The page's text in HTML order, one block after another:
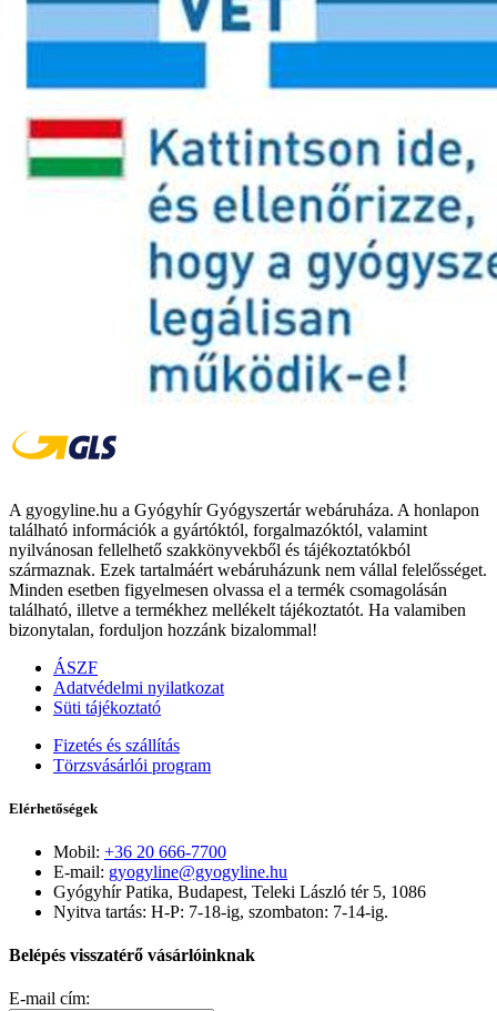
A gyogyline.hu a Gyógyhír Gyógyszertár webáruháza. A honlapon
található információk a gyártóktól, forgalmazóktól, valamint
nyilvánosan fellelhető szakkönyvekből és tájékoztatókból
származnak. Ezek tartalmáért webáruházunk nem vállal felelősséget.
Minden esetben figyelmesen olvassa el a termék csomagolásán
található, illetve a termékhez mellékelt tájékoztatót. Ha valamiben
bizonytalan, forduljon hozzánk bizalommal!
ÁSZF
Adatvédelmi nyilatkozat
Süti tájékoztató
Fizetés és szállítás
Törzsvásárlói program
Elérhetőségek
Mobil: +36 20 666-7700
E-mail: gyogyline@gyogyline.hu
Gyógyhír Patika, Budapest, Teleki László tér 5, 1086
Nyitva tartás: H-P: 7-18-ig, szombaton: 7-14-ig.
Belépés visszatérő vásárlóinknak
E-mail cím: